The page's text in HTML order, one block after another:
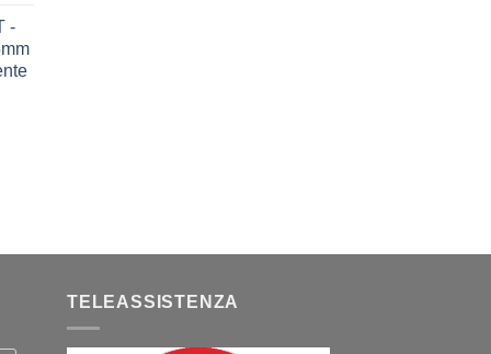
-
TELEASSISTENZA